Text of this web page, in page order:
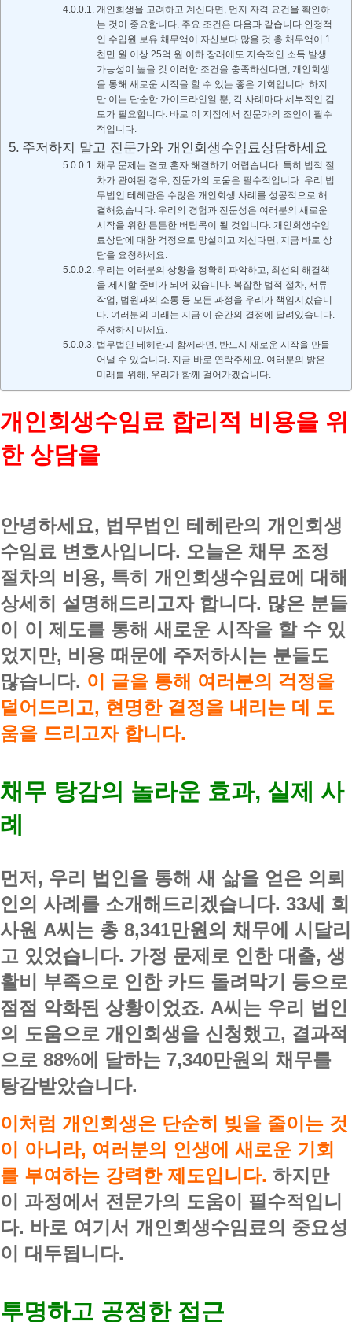
개인회생을 고려하고 계신다면, 먼저 자격 요건을 확인하
는 것이 중요합니다. 주요 조건은 다음과 같습니다 안정적
인 수입원 보유 채무액이 자산보다 많을 것 총 채무액이 1
천만 원 이상 25억 원 이하 장래에도 지속적인 소득 발생
가능성이 높을 것 이러한 조건을 충족하신다면, 개인회생
을 통해 새로운 시작을 할 수 있는 좋은 기회입니다. 하지
만 이는 단순한 가이드라인일 뿐, 각 사례마다 세부적인 검
토가 필요합니다. 바로 이 지점에서 전문가의 조언이 필수
적입니다.
주저하지 말고 전문가와 개인회생수임료상담하세요
채무 문제는 결코 혼자 해결하기 어렵습니다. 특히 법적 절
차가 관여된 경우, 전문가의 도움은 필수적입니다. 우리 법
무법인 테헤란은 수많은 개인회생 사례를 성공적으로 해
결해왔습니다. 우리의 경험과 전문성은 여러분의 새로운
시작을 위한 든든한 버팀목이 될 것입니다. 개인회생수임
료상담에 대한 걱정으로 망설이고 계신다면, 지금 바로 상
담을 요청하세요.
우리는 여러분의 상황을 정확히 파악하고, 최선의 해결책
을 제시할 준비가 되어 있습니다. 복잡한 법적 절차, 서류
작업, 법원과의 소통 등 모든 과정을 우리가 책임지겠습니
다. 여러분의 미래는 지금 이 순간의 결정에 달려있습니다.
주저하지 마세요.
법무법인 테헤란과 함께라면, 반드시 새로운 시작을 만들
어낼 수 있습니다. 지금 바로 연락주세요. 여러분의 밝은
미래를 위해, 우리가 함께 걸어가겠습니다.
개인회생수임료 합리적 비용을 위
한 상담을
안녕하세요, 법무법인 테헤란의 개인회생
수임료 변호사입니다. 오늘은 채무 조정
절차의 비용, 특히 개인회생수임료에 대해
상세히 설명해드리고자 합니다. 많은 분들
이 이 제도를 통해 새로운 시작을 할 수 있
었지만, 비용 때문에 주저하시는 분들도
많습니다. 이 글을 통해 여러분의 걱정을
덜어드리고, 현명한 결정을 내리는 데 도
움을 드리고자 합니다.
채무 탕감의 놀라운 효과, 실제 사
례
먼저, 우리 법인을 통해 새 삶을 얻은 의뢰
인의 사례를 소개해드리겠습니다. 33세 회
사원 A씨는 총 8,341만원의 채무에 시달리
고 있었습니다. 가정 문제로 인한 대출, 생
활비 부족으로 인한 카드 돌려막기 등으로
점점 악화된 상황이었죠. A씨는 우리 법인
의 도움으로 개인회생을 신청했고, 결과적
으로 88%에 달하는 7,340만원의 채무를
탕감받았습니다.
이처럼 개인회생은 단순히 빚을 줄이는 것
이 아니라, 여러분의 인생에 새로운 기회
를 부여하는 강력한 제도입니다. 하지만
이 과정에서 전문가의 도움이 필수적입니
다. 바로 여기서 개인회생수임료의 중요성
이 대두됩니다.
투명하고 공정한 접근